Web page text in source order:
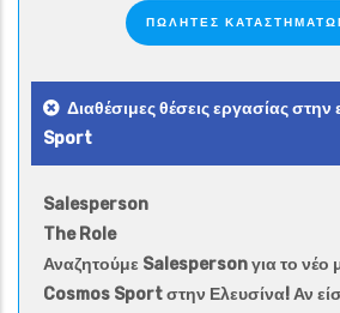
ΠΩΛΗΤΈΣ
Διαθέσιμες θέσεις εργασίας στην
Sport
Salesperson
The Role
Αναζητούμε Salesperson για το νέο
Cosmos Sport στην Ελευσίνα! Αν